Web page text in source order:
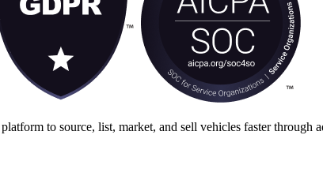
to source, list, market, and sell vehicles faster through